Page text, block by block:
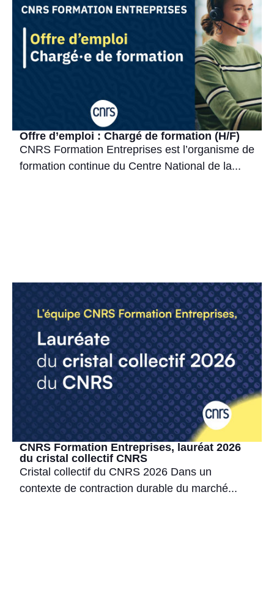
Offre d’emploi : Chargé de formation (H/F)
CNRS Formation Entreprises est l’organisme de
formation continue du Centre National de la...
CNRS Formation Entreprises, lauréat 2026
du cristal collectif CNRS
Cristal collectif du CNRS 2026 Dans un
contexte de contraction durable du marché...